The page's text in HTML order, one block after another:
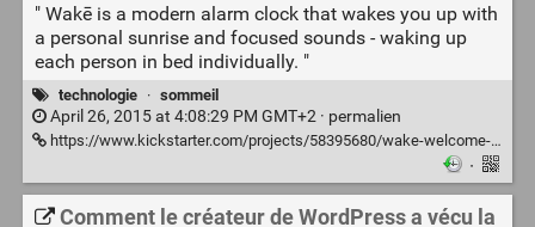
" Wakē is a modern alarm clock that wakes you up with
a personal sunrise and focused sounds - waking up
each person in bed individually. "
technologie · sommeil
April 26, 2015 at 4:08:29 PM GMT+2 · permalien
https://www.kickstarter.com/projects/58395680/wake-welcome-to-the-dawn-of-bedroom-robotics?ref=video
·
Comment le créateur de WordPress a vécu la